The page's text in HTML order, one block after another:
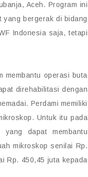
Aceh. Program ini
yang bergerak di bidang
Indonesia saja, tetapi
membantu operasi buta
direhabilitasi dengan
Perdami memiliki
Untuk itu pada
dapat membantu
mikroskop senilai Rp.
Rp. 450,45 juta kepada